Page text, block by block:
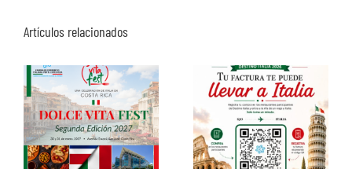
Artículos relacionados